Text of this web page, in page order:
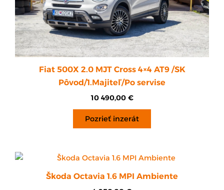
Fiat 500X 2.0 MJT Cross 4×4 AT9 /SK
Pôvod/1.Majiteľ/Po servise
10 490,00 €
Pozrieť inzerát
Škoda Octavia 1.6 MPI Ambiente